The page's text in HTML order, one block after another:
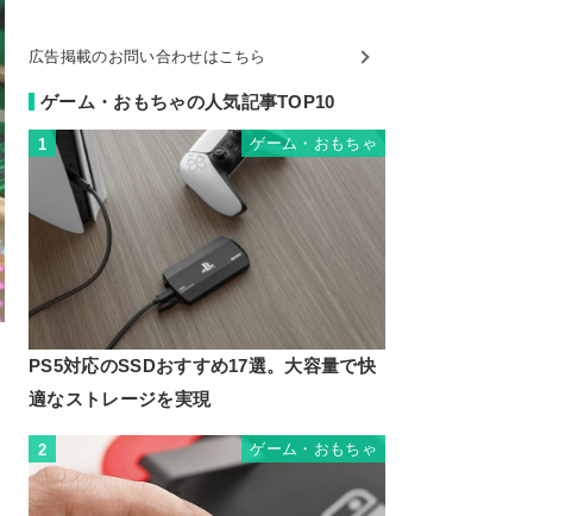
広告掲載のお問い合わせはこちら
ゲーム・おもちゃの人気記事TOP10
1 ゲーム・おもちゃ
PS5対応のSSDおすすめ17選。大容量で快
適なストレージを実現
2 ゲーム・おもちゃ